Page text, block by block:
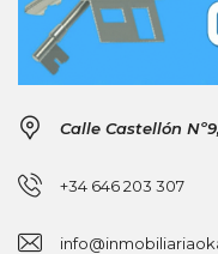
Calle Castellón
+34 646 203 307